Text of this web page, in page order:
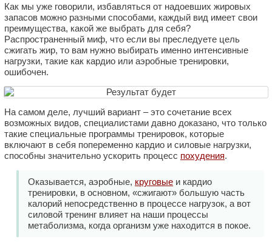
Как мы уже говорили, избавляться от надоевших жировых
запасов можно разными способами, каждый вид имеет свои
преимущества, какой же выбрать для себя?
Распространенный миф, что если вы преследуете цель
сжигать жир, то вам нужно выбирать именно интенсивные
нагрузки, такие как кардио или аэробные тренировки,
ошибочен.
На самом деле, лучший вариант – это сочетание всех
возможных видов, специалистами давно доказано, что только
такие специальные программы тренировок, которые
включают в себя попеременно кардио и силовые нагрузки,
способны значительно ускорить процесс похудения.
Оказывается, аэробные, круговые и кардио
тренировки, в основном, «сжигают» большую часть
калорий непосредственно в процессе нагрузок, а вот
силовой тренинг влияет на наши процессы
метаболизма, когда организм уже находится в покое.